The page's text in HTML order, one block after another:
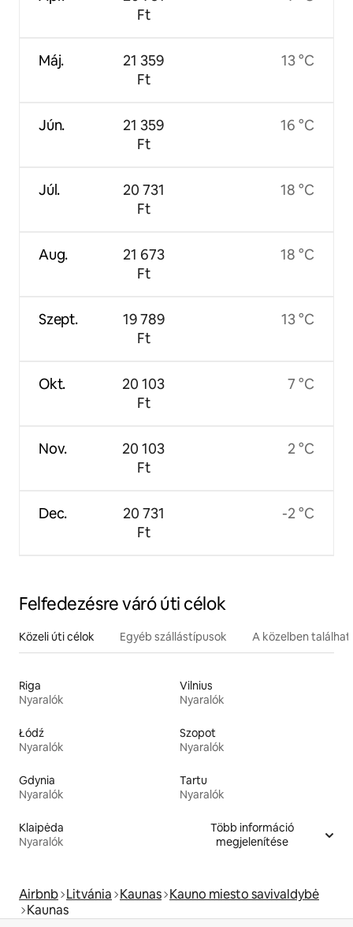
Máj.
Jún.
Júl.
Aug.
Szept.
Okt.
Nov.
Dec.
Ft
21 359
Ft
21 359
Ft
20 731
Ft
21 673
Ft
19 789
Ft
20 103
Ft
20 103
Ft
20 731
Ft
13 °C
16 °C
18 °C
18 °C
13 °C
7 °C
2 °C
-2 °C
Felfedezésre váró úti célok
Közeli úti célok Egyéb szállástípusok A közelben
Riga
Nyaralók
Vilnius
Nyaralók
Łódź
Nyaralók
Szopot
Nyaralók
Gdynia
Nyaralók
Tartu
Nyaralók
Klaipėda
Nyaralók
Több információ
megjelenítése
Airbnb Litvánia Kaunas Kauno miesto savivaldybė
Kaunas